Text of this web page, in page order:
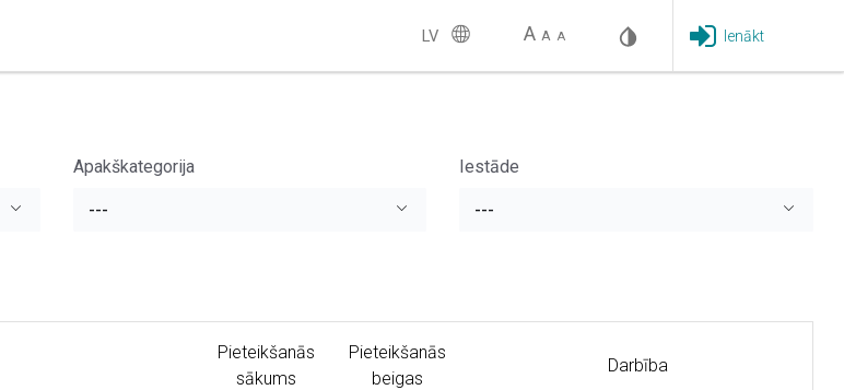
LV A A A Ienākt
Apakškategorija
---
Iestāde
---
Pieteikšanās
sākums
Pieteikšanās
beigas
Darbība